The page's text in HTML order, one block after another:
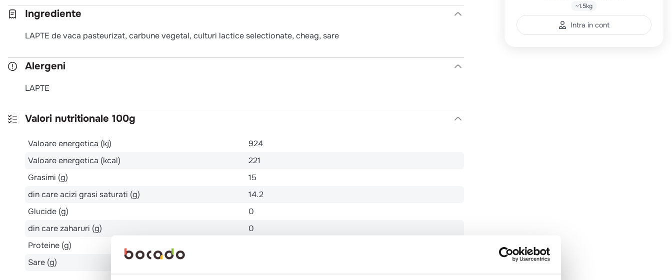
Ingrediente
LAPTE de vaca pasteurizat, carbune vegetal, culturi lactice selectionate, cheag, sare
Alergeni
LAPTE
Valori nutritionale 100g
Valoare energetica (kj)
924
Valoare energetica (kcal)
221
Grasimi (g)
15
din care acizi grasi saturati (g)
14.2
Glucide (g)
0
din care zaharuri (g)
0
Proteine (g)
Sare (g)
~1.5kg
Intra in cont